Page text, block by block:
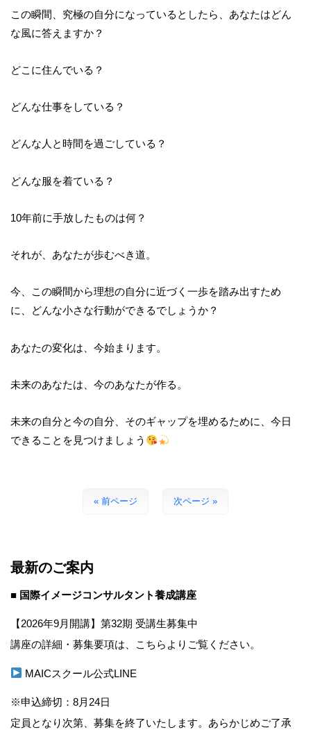
この瞬間、究極の自分になっているとしたら、あなたはどん
な風に答えますか？
どこに住んでいる？
どんな仕事をしている？
どんな人と時間を過ごしている？
どんな服を着ている？
10年前に手放したものは何？
それが、あなたが歩むべき道。
今、この瞬間から理想の自分に近づく一歩を踏み出すため
に、どんな小さな行動ができるでしょうか？
あなたの変化は、今始まります。
未来のあなたは、今のあなたが作る。
未来の自分と今の自分、そのギャップを埋めるために、今日
できることを見つけましょう
« 前ページ 次ページ »
最新のご案内
■ 国際イメージコンサルタント養成講座
【2026年9月開講】第32期 受講生募集中
講座の詳細・募集要項は、こちらよりご覧ください。
MAICスクール公式LINE
※申込締切：8月24日
定員となり次第、募集を終了いたします。あらかじめご了承